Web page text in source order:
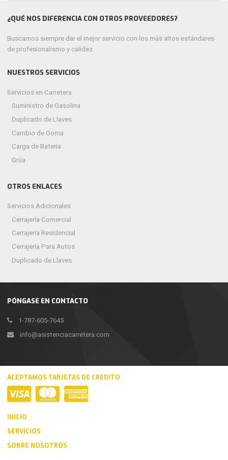
PÓNGASE EN CONTACTO
1-787-605-7645
info@asistenciacarretera.com
¿QUÉ NOS DIFERENCIA CON OTROS PROVEEDORES?
Buscamos siempre dar el mejor servicio con los más altos estándares
de profesionalismo y calidez.
NUESTROS SERVICIOS
Servicios en Carretera
Suministro de Gasolina
Duplicado de Llaves
Cambio de Goma
Carga de Bateria
Grúa
OTROS ENLACES
Servicios Adicionales
Cerrajería Comercial
Cerrajería Residencial
Cerrajería Para Autos
Duplicado de Llaves
ACEPTAMOS TARJETAS DE CREDITO
INICIO
SERVICIOS
SOBRE NOSOTROS